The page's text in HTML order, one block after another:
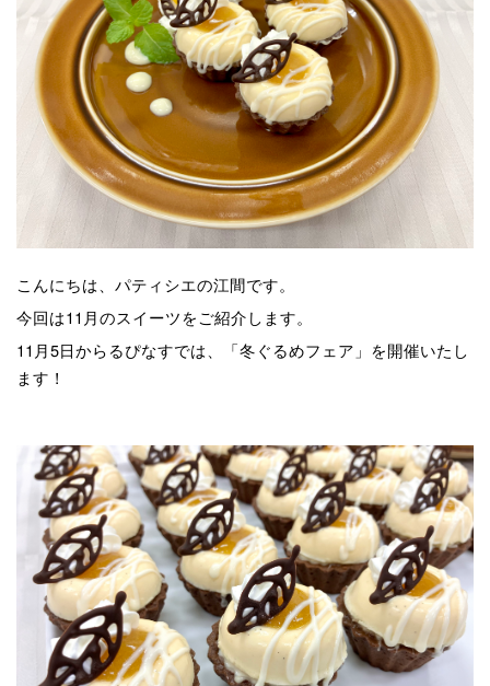
こんにちは、パティシエの江間です。
今回は11月のスイーツをご紹介します。
11月5日からるぴなすでは、「冬ぐるめフェア」を開催いたし
ます！